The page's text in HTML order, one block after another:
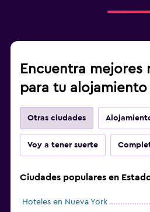
Encuentra mejores
para tu
Otras ciudades
Voy a tener suerte
Ciudades populares en
Hoteles en Nueva York